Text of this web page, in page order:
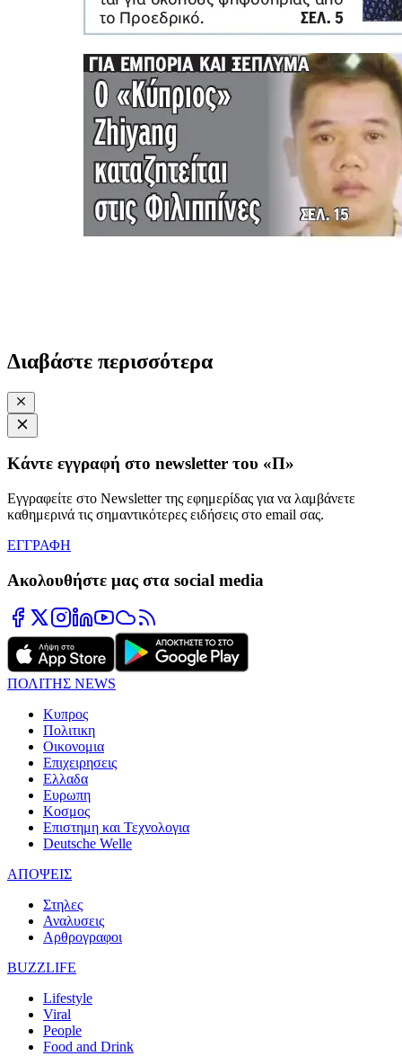
Διαβάστε περισσότερα
Κάντε εγγραφή στο newsletter του «Π»
Εγγραφείτε στο Newsletter της εφημερίδας για να λαμβάνετε
καθημερινά τις σημαντικότερες ειδήσεις στο email σας.
ΕΓΓΡΑΦΗ
Ακολουθήστε μας στα social media
ΠΟΛΙΤΗΣ NEWS
Κυπρος
Πολιτικη
Οικονομια
Επιχειρησεις
Ελλαδα
Ευρωπη
Κοσμος
Επιστημη και Τεχνολογια
Deutsche Welle
ΑΠΟΨΕΙΣ
Στηλες
Αναλυσεις
Αρθρογραφοι
BUZZLIFE
Lifestyle
Viral
People
Food and Drink